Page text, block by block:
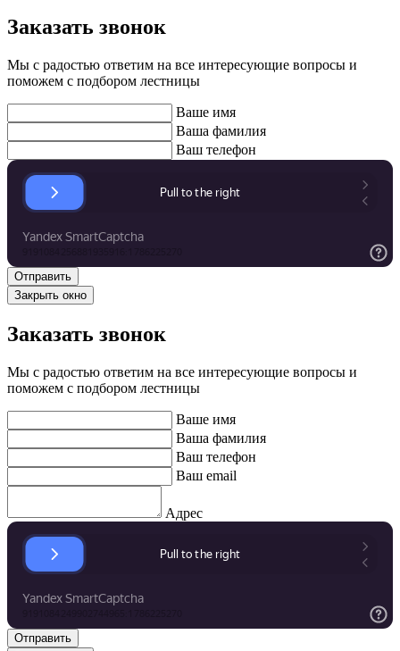
Заказать звонок
Мы с радостью ответим на все интересующие вопросы и
поможем с подбором лестницы
Ваше имя
Ваша фамилия
Ваш телефон
Закрыть окно
Заказать звонок
Мы с радостью ответим на все интересующие вопросы и
поможем с подбором лестницы
Ваше имя
Ваша фамилия
Ваш телефон
Ваш email
Адрес